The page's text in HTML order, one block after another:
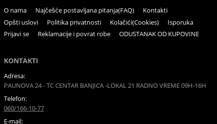
O nama Najčešće postavljana pitanja(FAQ)
Kontakti
Opšti uslovi
Politika privatnosti Kolačići(Cookies)
Isporuka
Prijavi se
Reklamacije i povrat robe ODUSTANAK OD KUPOVINE
KONTAKTI
Adresa:
PAUNOVA 24 - TC CENTAR BANJICA -LOKAL 21 RADNO VREME 09H-16H
Telefon:
060/166-10-77
E-mail: